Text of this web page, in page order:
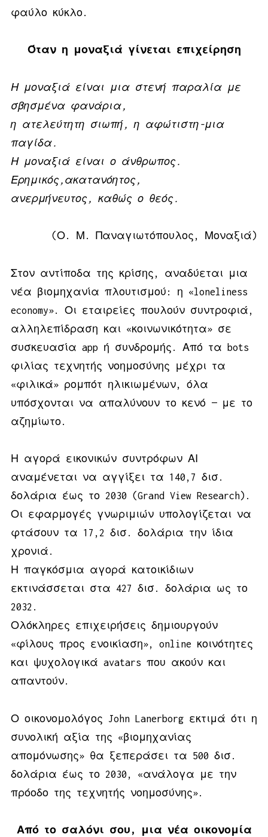
φαύλο κύκλο.
Όταν η μοναξιά γίνεται επιχείρηση
Η μοναξιά είναι μια στενή παραλία με
σβησμένα φανάρια,
η ατελεύτητη σιωπή, η αφώτιστη-μια
παγίδα.
Η μοναξιά είναι ο άνθρωπος.
Ερημικός,ακατανόητος,
ανερμήνευτος, καθώς ο θεός.
(Ο. Μ. Παναγιωτόπουλος, Μοναξιά)
Στον αντίποδα της κρίσης, αναδύεται μια
νέα βιομηχανία πλουτισμού: η «loneliness
economy». Οι εταιρείες πουλούν συντροφιά,
αλληλεπίδραση και «κοινωνικότητα» σε
συσκευασία app ή συνδρομής. Από τα bots
φιλίας τεχνητής νοημοσύνης μέχρι τα
«φιλικά» ρομπότ ηλικιωμένων, όλα
υπόσχονται να απαλύνουν το κενό — με το
αζημίωτο.
Η αγορά εικονικών συντρόφων ΑΙ
αναμένεται να αγγίξει τα 140,7 δισ.
δολάρια έως το 2030 (Grand View Research).
Οι εφαρμογές γνωριμιών υπολογίζεται να
φτάσουν τα 17,2 δισ. δολάρια την ίδια
χρονιά.
Η παγκόσμια αγορά κατοικίδιων
εκτινάσσεται στα 427 δισ. δολάρια ως το
2032.
Ολόκληρες επιχειρήσεις δημιουργούν
«φίλους προς ενοικίαση», online κοινότητες
και ψυχολογικά avatars που ακούν και
απαντούν.
Ο οικονομολόγος John Lanerborg εκτιμά ότι η
συνολική αξία της «βιομηχανίας
απομόνωσης» θα ξεπεράσει τα 500 δισ.
δολάρια έως το 2030, «ανάλογα με την
πρόοδο της τεχνητής νοημοσύνης».
Από το σαλόνι σου, μια νέα οικονομία